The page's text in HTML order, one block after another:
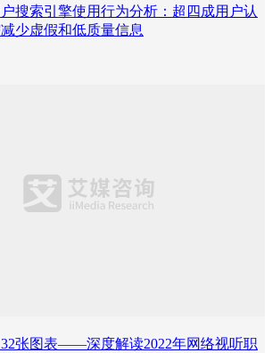
搜索引擎使用行为分析：超四成用户认
少虚假和低质量信息
张图表——深度解读2022年网络视听职